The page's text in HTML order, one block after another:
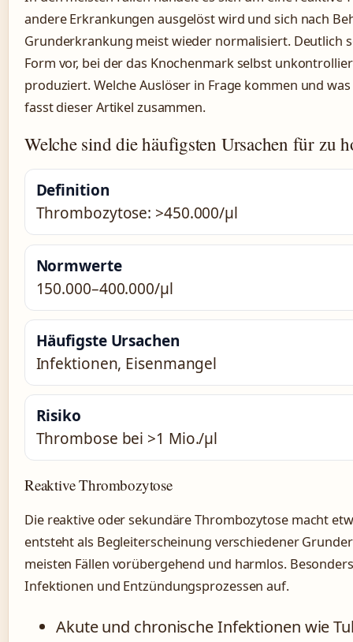
andere Erkrankungen ausgelöst wird und sich nach
Grunderkrankung meist wieder normalisiert. Deutlich
Form vor, bei der das Knochenmark selbst
produziert. Welche Auslöser in Frage kommen und
fasst dieser Artikel zusammen.
Welche sind die häufigsten Ursachen für zu
Definition
Thrombozytose: >450.000/µl
Normwerte
150.000–400.000/µl
Häufigste Ursachen
Infektionen, Eisenmangel
Risiko
Thrombose bei >1 Mio./µl
Reaktive Thrombozytose
Die reaktive oder sekundäre Thrombozytose macht
entsteht als Begleiterscheinung verschiedener
meisten Fällen vorübergehend und harmlos.
Infektionen und Entzündungsprozessen auf.
Akute und chronische Infektionen wie